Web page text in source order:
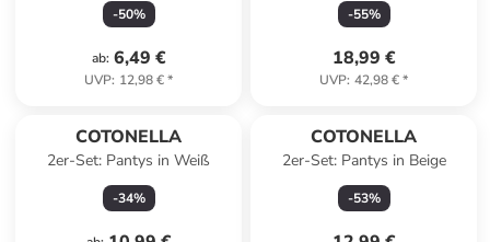
-50%
ab: 6,49 €
UVP: 12,98 €*
-55%
18,99 €
UVP: 42,98 €*
COTONELLA
2er-Set: Pantys in Weiß
-34%
COTONELLA
2er-Set: Pantys in Beige
-53%